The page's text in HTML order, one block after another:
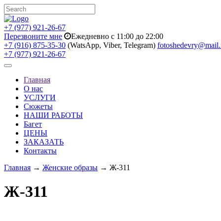
+7 (977) 921-26-67
Перезвоните мне
Ежедневно с 11:00 до 22:00
+7 (916) 875-35-30 (WatsApp, Viber, Telegram)
+7 (977) 921-26-67
Toggle
navigationГлавная
О нас
УСЛУГИ
Сюжеты
НАШИ РАБОТЫ
Багет
ЦЕНЫ
ЗАКАЗАТЬ
Контакты
Главная → Женские образы → Ж-311
Ж-311